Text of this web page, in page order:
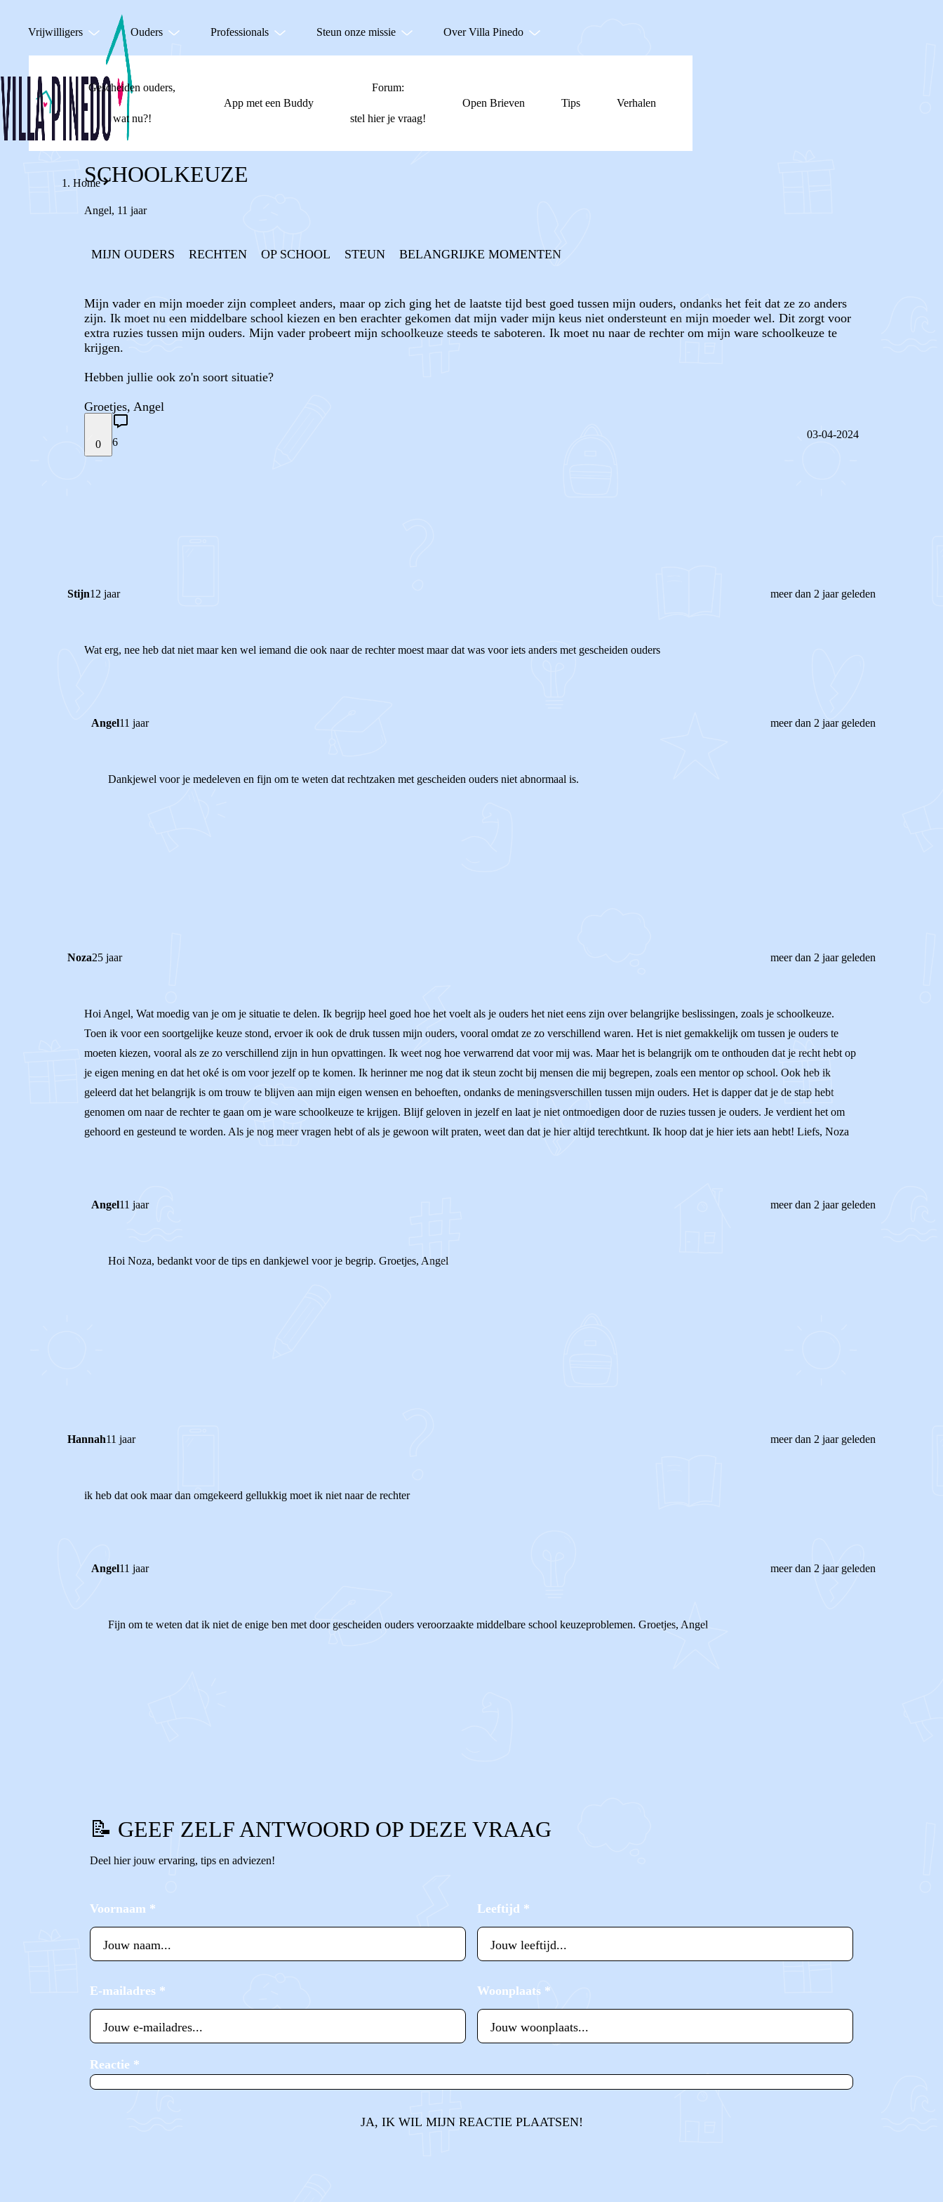
Vrijwilligers Ouders Professionals Steun onze missie Over Villa Pinedo
Gescheiden ouders,
wat nu?!
App met een Buddy
Forum:
stel hier je vraag!
Open Brieven Tips Verhalen
HomeSCHOOLKEUZE
Angel, 11 jaar
MIJN OUDERS RECHTEN OP SCHOOL STEUN BELANGRIJKE MOMENTEN
Mijn vader en mijn moeder zijn compleet anders, maar op zich ging het de laatste tijd best goed tussen mijn ouders, ondanks het feit dat ze zo anders
zijn. Ik moet nu een middelbare school kiezen en ben erachter gekomen dat mijn vader mijn keus niet ondersteunt en mijn moeder wel. Dit zorgt voor
extra ruzies tussen mijn ouders. Mijn vader probeert mijn schoolkeuze steeds te saboteren. Ik moet nu naar de rechter om mijn ware schoolkeuze te
krijgen.
Hebben jullie ook zo'n soort situatie?
Groetjes, Angel
0 6
03-04-2024
Stijn12 jaar meer dan 2 jaar geleden
Wat erg, nee heb dat niet maar ken wel iemand die ook naar de rechter moest maar dat was voor iets anders met gescheiden ouders
Angel11 jaar meer dan 2 jaar geleden
Dankjewel voor je medeleven en fijn om te weten dat rechtzaken met gescheiden ouders niet abnormaal is.
Noza25 jaar meer dan 2 jaar geleden
Hoi Angel, Wat moedig van je om je situatie te delen. Ik begrijp heel goed hoe het voelt als je ouders het niet eens zijn over belangrijke beslissingen, zoals je schoolkeuze.
Toen ik voor een soortgelijke keuze stond, ervoer ik ook de druk tussen mijn ouders, vooral omdat ze zo verschillend waren. Het is niet gemakkelijk om tussen je ouders te
moeten kiezen, vooral als ze zo verschillend zijn in hun opvattingen. Ik weet nog hoe verwarrend dat voor mij was. Maar het is belangrijk om te onthouden dat je recht hebt op
je eigen mening en dat het oké is om voor jezelf op te komen. Ik herinner me nog dat ik steun zocht bij mensen die mij begrepen, zoals een mentor op school. Ook heb ik
geleerd dat het belangrijk is om trouw te blijven aan mijn eigen wensen en behoeften, ondanks de meningsverschillen tussen mijn ouders. Het is dapper dat je de stap hebt
genomen om naar de rechter te gaan om je ware schoolkeuze te krijgen. Blijf geloven in jezelf en laat je niet ontmoedigen door de ruzies tussen je ouders. Je verdient het om
gehoord en gesteund te worden. Als je nog meer vragen hebt of als je gewoon wilt praten, weet dan dat je hier altijd terechtkunt. Ik hoop dat je hier iets aan hebt! Liefs, Noza
Angel11 jaar meer dan 2 jaar geleden
Hoi Noza, bedankt voor de tips en dankjewel voor je begrip. Groetjes, Angel
Hannah11 jaar meer dan 2 jaar geleden
ik heb dat ook maar dan omgekeerd gellukkig moet ik niet naar de rechter
Angel11 jaar meer dan 2 jaar geleden
Fijn om te weten dat ik niet de enige ben met door gescheiden ouders veroorzaakte middelbare school keuzeproblemen. Groetjes, Angel
📝 GEEF ZELF ANTWOORD OP DEZE VRAAG
Deel hier jouw ervaring, tips en adviezen!
Voornaam * Leeftijd *
E-mailadres * Woonplaats *
Reactie *
JA, IK WIL MIJN REACTIE PLAATSEN!